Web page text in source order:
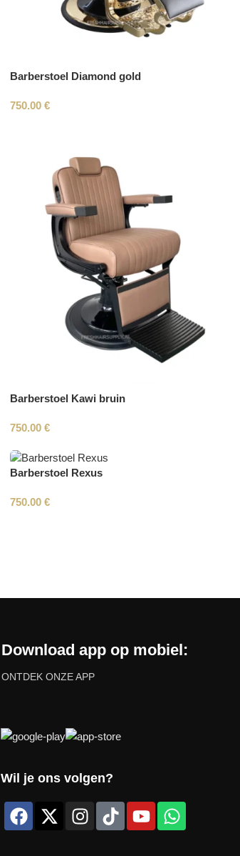
Barberstoel Diamond gold
750.00€
Barberstoel Kawi bruin
750.00€
Barberstoel Rexus
750.00€
Download app op mobiel:
ONTDEK ONZE APP
Wil je ons volgen?